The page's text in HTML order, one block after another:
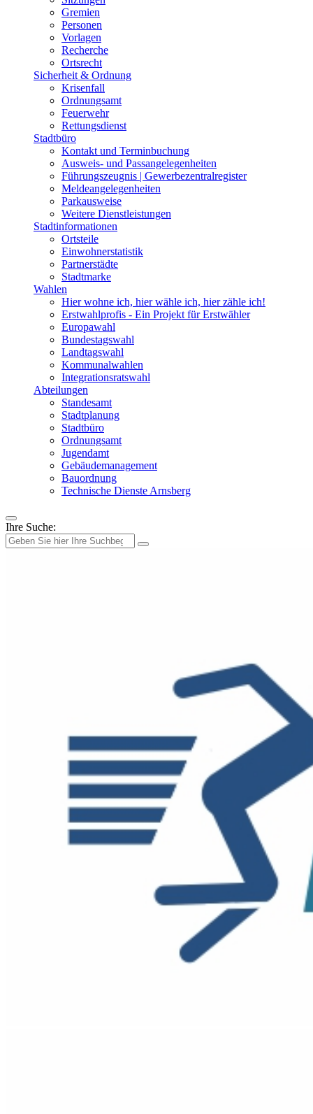
Gremien
Personen
Vorlagen
Recherche
Ortsrecht
Sicherheit & Ordnung
Krisenfall
Ordnungsamt
Feuerwehr
Rettungsdienst
Stadtbüro
Kontakt und Terminbuchung
Ausweis- und Passangelegenheiten
Führungszeugnis | Gewerbezentralregister
Meldeangelegenheiten
Parkausweise
Weitere Dienstleistungen
Stadtinformationen
Ortsteile
Einwohnerstatistik
Partnerstädte
Stadtmarke
Wahlen
Hier wohne ich, hier wähle ich, hier zähle ich!
Erstwahlprofis - Ein Projekt für Erstwähler
Europawahl
Bundestagswahl
Landtagswahl
Kommunalwahlen
Integrationsratswahl
Abteilungen
Standesamt
Stadtplanung
Stadtbüro
Ordnungsamt
Jugendamt
Gebäudemanagement
Bauordnung
Technische Dienste Arnsberg
Ihre Suche: